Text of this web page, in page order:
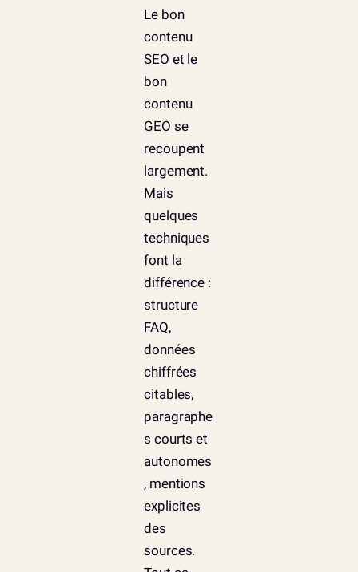
Le bon
contenu
SEO et le
bon
contenu
GEO se
recoupent
largement.
Mais
quelques
techniques
font la
différence :
structure
FAQ,
données
chiffrées
citables,
paragraphe
s courts et
autonomes
, mentions
explicites
des
sources.